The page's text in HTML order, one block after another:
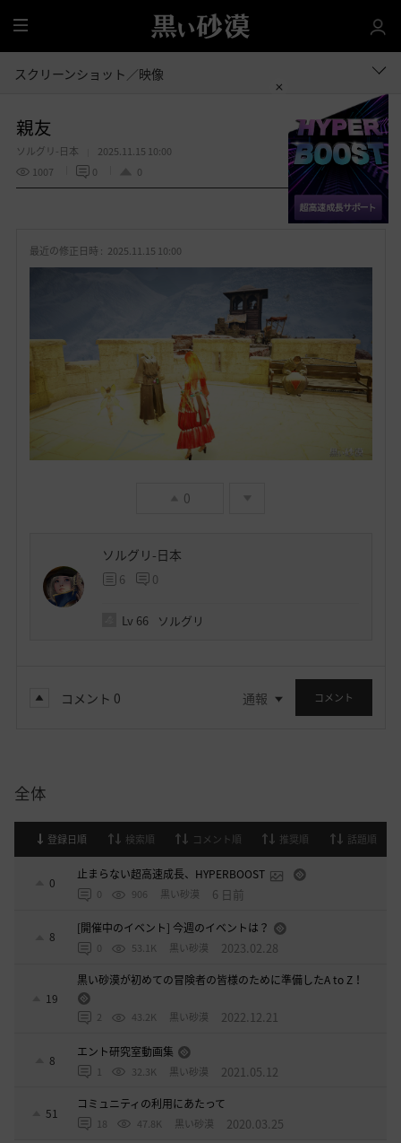
全
体
スクリーンショット／映像
親友
ソルグリ-日本
2025.11.15 10:00
1007
0 0
お 共有する
最近の修正日時 : 2025.11.15 10:00
0
ソルグリ-日本
6 0
Lv 66 ソルグリ
コメント 0 通報 コメント
全体
登録日順 検索順 コメント順 推奨順 話題順
0
止まらない超高速成長、HYPERBOOST
0 906 黒い砂漠 6 日前
8
[開催中のイベント] 今週のイベントは？
0 53.1K 黒い砂漠 2023.02.28
19
黒い砂漠が初めての冒険者の皆様のために準備したA to Z！
2 43.2K 黒い砂漠 2022.12.21
8
エント研究室動画集
1 32.3K 黒い砂漠 2021.05.12
51
コミュニティの利用にあたって
18 47.8K 黒い砂漠 2020.03.25